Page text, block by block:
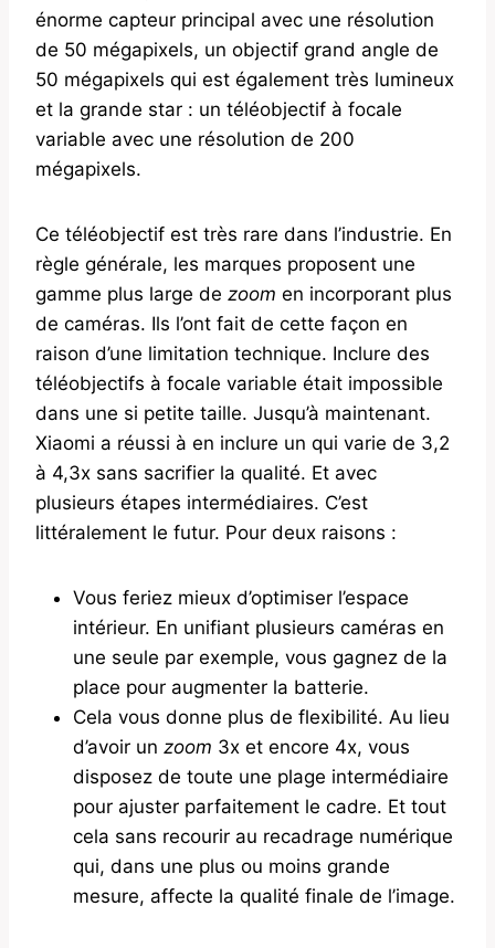
énorme capteur principal avec une résolution
de 50 mégapixels, un objectif grand angle de
50 mégapixels qui est également très lumineux
et la grande star : un téléobjectif à focale
variable avec une résolution de 200
mégapixels.
Ce téléobjectif est très rare dans l’industrie. En
règle générale, les marques proposent une
gamme plus large de zoom en incorporant plus
de caméras. Ils l’ont fait de cette façon en
raison d’une limitation technique. Inclure des
téléobjectifs à focale variable était impossible
dans une si petite taille. Jusqu’à maintenant.
Xiaomi a réussi à en inclure un qui varie de 3,2
à 4,3x sans sacrifier la qualité. Et avec
plusieurs étapes intermédiaires. C’est
littéralement le futur. Pour deux raisons :
Vous feriez mieux d’optimiser l’espace
intérieur. En unifiant plusieurs caméras en
une seule par exemple, vous gagnez de la
place pour augmenter la batterie.
Cela vous donne plus de flexibilité. Au lieu
d’avoir un zoom 3x et encore 4x, vous
disposez de toute une plage intermédiaire
pour ajuster parfaitement le cadre. Et tout
cela sans recourir au recadrage numérique
qui, dans une plus ou moins grande
mesure, affecte la qualité finale de l’image.